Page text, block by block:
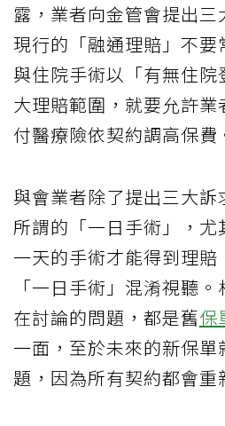
露，業者向金管會提出
現行的「融通理賠」不
與住院手術以「有無住
大理賠範圍，就要允許
付醫療險依契約調高保費
與會業者除了提出三大
所謂的「一日手術」，尤
一天的手術才能得到理賠
「一日手術」混淆視聽
在討論的問題，都是舊保
一面，至於未來的新保單
題，因為所有契約都會重